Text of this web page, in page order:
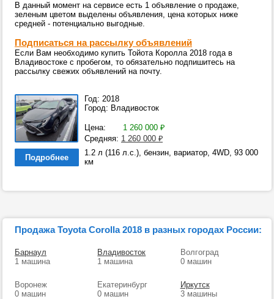
В данный момент на сервисе есть 1 объявление о продаже,
зеленым цветом выделены объявления, цена которых ниже
средней - потенциально выгодные.
Подписаться на рассылку объявлений
Если Вам необходимо купить Тойота Королла 2018 года в
Владивостоке с пробегом, то обязательно подпишитесь на
рассылку свежих объявлений на почту.
Год: 2018
Город: Владивосток
Цена: 1 260 000 ₽
Средняя: 1 260 000 ₽
Подробнее
1.2 л (116 л.с.), бензин, вариатор, 4WD, 93 000
км
Продажа Toyota Corolla 2018 в разных городах России:
Барнаул
1 машина
Владивосток
1 машина
Волгоград
0 машин
Воронеж
0 машин
Екатеринбург
0 машин
Иркутск
3 машины